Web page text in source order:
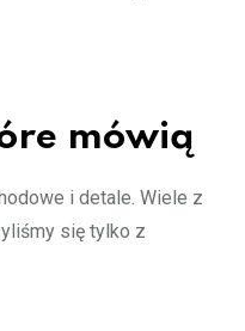
mówią
i detale. Wiele z
się tylko z